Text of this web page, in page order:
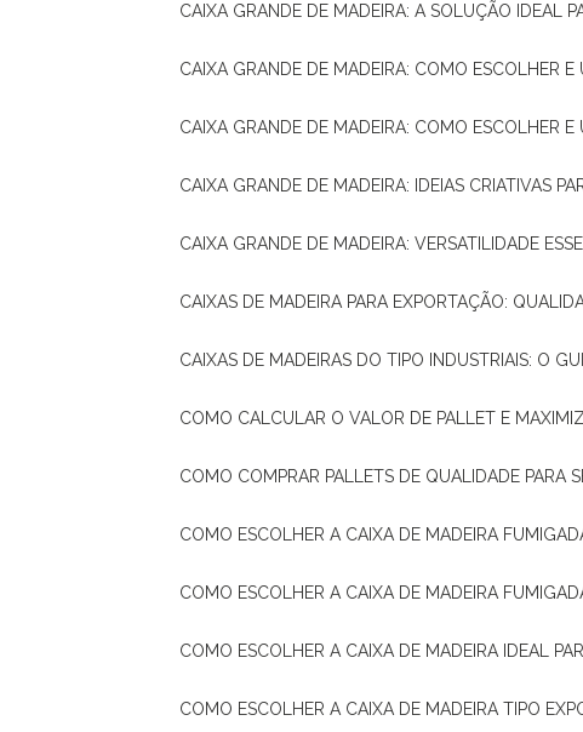
CAIXA GRANDE DE MADEIRA: A SOLUÇÃO IDEAL
CAIXA GRANDE DE MADEIRA: COMO ESCOLHER
CAIXA GRANDE DE MADEIRA: COMO ESCOLHER
CAIXA GRANDE DE MADEIRA: IDEIAS CRIATIVAS
CAIXA GRANDE DE MADEIRA: VERSATILIDADE
CAIXAS DE MADEIRA PARA EXPORTAÇÃO:
CAIXAS DE MADEIRAS DO TIPO INDUSTRIAIS: O
COMO CALCULAR O VALOR DE PALLET E
COMO COMPRAR PALLETS DE QUALIDADE PARA
COMO ESCOLHER A CAIXA DE MADEIRA
COMO ESCOLHER A CAIXA DE MADEIRA
COMO ESCOLHER A CAIXA DE MADEIRA IDEAL
COMO ESCOLHER A CAIXA DE MADEIRA TIPO